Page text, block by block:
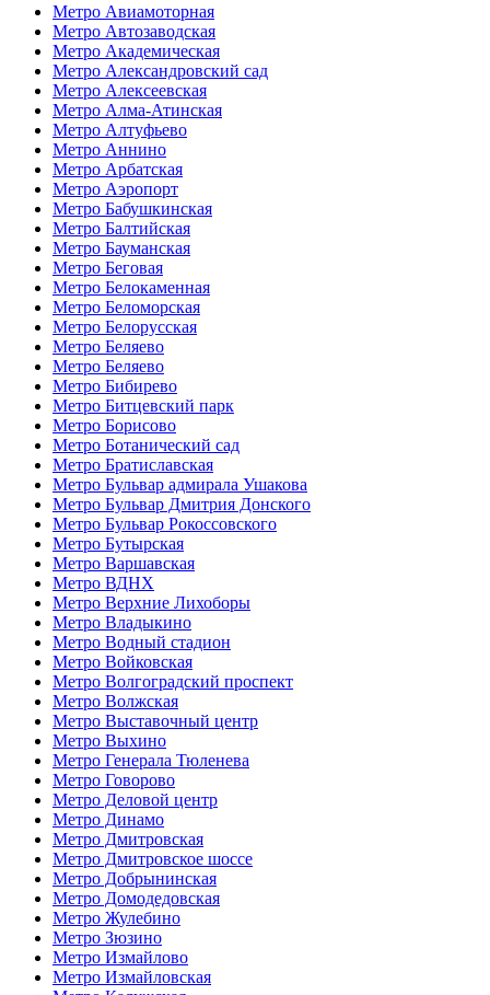
Метро Авиамоторная
Метро Автозаводская
Метро Академическая
Метро Александровский сад
Метро Алексеевская
Метро Алма-Атинская
Метро Алтуфьево
Метро Аннино
Метро Арбатская
Метро Аэропорт
Метро Бабушкинская
Метро Балтийская
Метро Бауманская
Метро Беговая
Метро Белокаменная
Метро Беломорская
Метро Белорусская
Метро Беляево
Метро Беляево
Метро Бибирево
Метро Битцевский парк
Метро Борисово
Метро Ботанический сад
Метро Братиславская
Метро Бульвар адмирала Ушакова
Метро Бульвар Дмитрия Донского
Метро Бульвар Рокоссовского
Метро Бутырская
Метро Варшавская
Метро ВДНХ
Метро Верхние Лихоборы
Метро Владыкино
Метро Водный стадион
Метро Войковская
Метро Волгоградский проспект
Метро Волжская
Метро Выставочный центр
Метро Выхино
Метро Генерала Тюленева
Метро Говорово
Метро Деловой центр
Метро Динамо
Метро Дмитровская
Метро Дмитровское шоссе
Метро Добрынинская
Метро Домодедовская
Метро Жулебино
Метро Зюзино
Метро Измайлово
Метро Измайловская